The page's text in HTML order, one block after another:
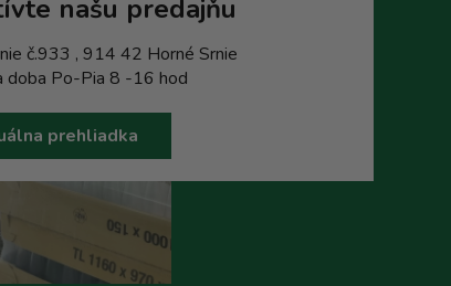
našu predajňu
č.933 , 914 42 Horné Srnie
doba Po-Pia 8 -16 hod
prehliadka